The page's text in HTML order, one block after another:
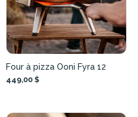
Four à pizza Ooni Fyra 12
449,00 $